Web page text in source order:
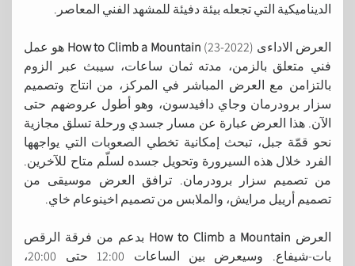
الديناميكية التي تجعله بيئة دفيئة للمشهد الفني المعاصر.
العرض الاداءى How to Climb a Mountain (23-2022) هو عمل
فني متعلق بالزمن، مدته ثمان ساعات، سيبث عبر الزوم
بالتزامن مع العرض المباشر في المركز، من انتاج وتصميم
سزار برودرمان وجاي دافيدسون، وهو أطول عروضهم حتى
الآن. هذا العرض عبارة عن مسار جسدي ورحلة تسلق مجازية
نحو قمّة جبل، تبحث إمكانية تخطي الصعوبات التي يواجهها
الفرد خلال هذه السيرورة وتحويل جسده لسلّم متاح للآخرين.
من تصميم سزار برودرمان. ترافق العرض موسيقى من
تصميم أرييل مرايش، والملابس من تصميم اخينوعام خاي.
العرض How to Climb a Mountain بدعم من فرقة الرقص
بات-شيفاع. وسيعرض بين الساعات 12:00 حتى 20:00،